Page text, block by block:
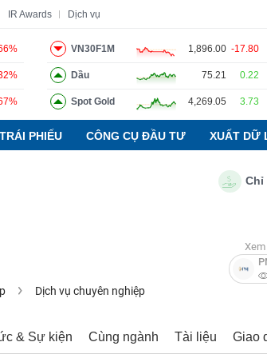
IR Awards Dịch vụ
VN30F1M 1,896.00 -17.80
Dầu 75.21 0.22
Spot Gold 4,269.05 3.73
TRÁI PHIẾU CÔNG CỤ ĐẦU TƯ XUẤT DỮ
Chỉ số
Dịch vụ chuyên nghiệp
& Sự kiện Cùng ngành Tài liệu Giao
cáo phân tích Thuật ngữ